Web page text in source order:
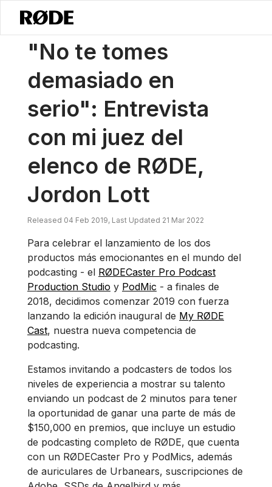
Noticias / No Te Tomes Demasiado En Serio": Entrevista Con Mi
"No te tomes
demasiado en
serio": Entrevista
con mi juez del
elenco de RØDE,
Jordon Lott
Released 04 Feb 2019, Last Updated 21 Mar 2022
Para celebrar el lanzamiento de los dos
productos más emocionantes en el mundo del
podcasting - el RØDECaster Pro Podcast
Production Studio y PodMic - a finales de
2018, decidimos comenzar 2019 con fuerza
lanzando la edición inaugural de My RØDE
Cast, nuestra nueva competencia de
podcasting.
Estamos invitando a podcasters de todos los
niveles de experiencia a mostrar su talento
enviando un podcast de 2 minutos para tener
la oportunidad de ganar una parte de más de
$150,000 en premios, que incluye un estudio
de podcasting completo de RØDE, que cuenta
con un RØDECaster Pro y PodMics, además
de auriculares de Urbanears, suscripciones de